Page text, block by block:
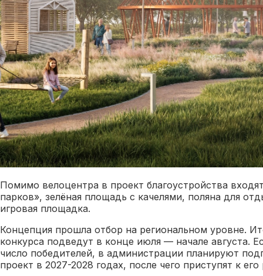
Помимо велоцентра в проект благоустройства
парков», зелёная площадь с качелями, поляна для
игровая площадка.
Концепция прошла отбор на региональном уровне.
конкурса подведут в конце июля — начале августа.
число победителей, в администрации планируют
проект в 2027-2028 годах, после чего приступят к